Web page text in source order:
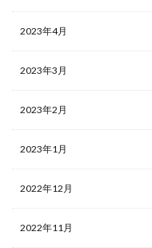
2023年4月
2023年3月
2023年2月
2023年1月
2022年12月
2022年11月